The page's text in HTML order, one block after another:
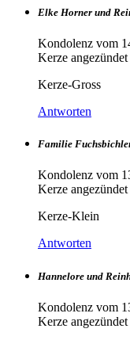
Elke Horner und
Kondolenz vom
Kerze angezündet
Kerze-Gross
Antworten
Familie
Kondolenz vom
Kerze angezündet
Kerze-Klein
Antworten
Hannelore und
Kondolenz vom
Kerze angezündet